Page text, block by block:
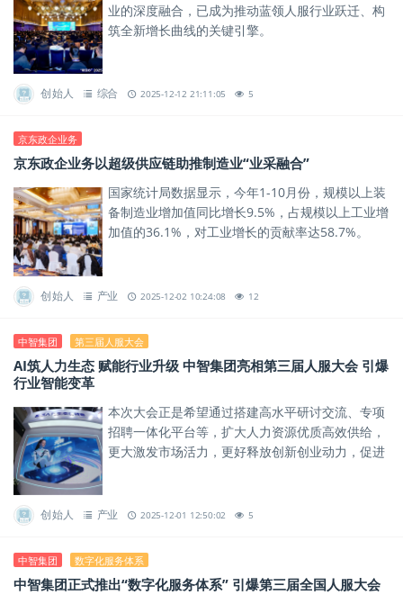
业的深度融合，已成为推动蓝领人服行业跃迁、构
筑全新增长曲线的关键引擎。
创始人 综合 2025-12-12 21:11:05 5
京东政企业务
京东政企业务以超级供应链助推制造业“业采融合”
国家统计局数据显示，今年1-10月份，规模以上装
备制造业增加值同比增长9.5%，占规模以上工业增
加值的36.1%，对工业增长的贡献率达58.7%。
创始人 产业 2025-12-02 10:24:08 12
中智集团 第三届人服大会
AI筑人力生态 赋能行业升级 中智集团亮相第三届人服大会 引爆
行业智能变革
本次大会正是希望通过搭建高水平研讨交流、专项
招聘一体化平台等，扩大人力资源优质高效供给，
更大激发市场活力，更好释放创新创业动力，促进
创始人 产业 2025-12-01 12:50:02 5
中智集团 数字化服务体系
中智集团正式推出“数字化服务体系” 引爆第三届全国人服大会